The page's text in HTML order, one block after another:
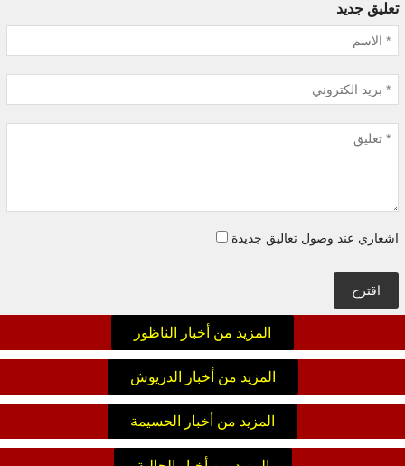
تعليق جديد
اشعاري عند وصول تعاليق جديدة
اقترح
المزيد من أخبار الناظور
المزيد من أخبار الدريوش
المزيد من أخبار الحسيمة